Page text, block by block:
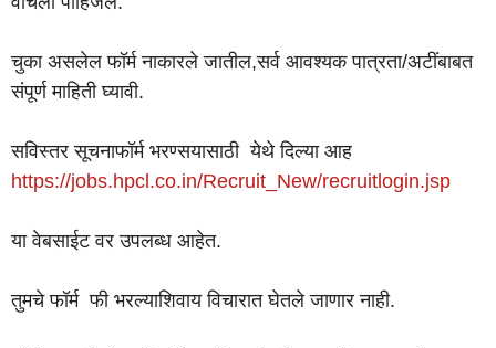
चुका असलेल फॉर्म नाकारले जातील,सर्व आवश्यक पात्रता/अटींबाबत
संपूर्ण माहिती घ्यावी.
सविस्तर सूचनाफॉर्म भरण्सयासाठी येथे दिल्या आह
https://jobs.hpcl.co.in/Recruit_New/recruitlogin.jsp
या वेबसाईट वर उपलब्ध आहेत.
तुमचे फॉर्म फी भरल्याशिवाय विचारात घेतले जाणार नाही.